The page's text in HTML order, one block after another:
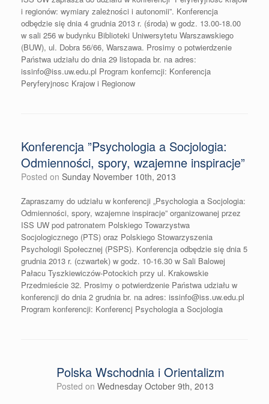
i regionów: wymiary zależności i autonomii”. Konferencja
odbędzie się dnia 4 grudnia 2013 r. (środa) w godz. 13.00-18.00
w sali 256 w budynku Biblioteki Uniwersytetu Warszawskiego
(BUW), ul. Dobra 56/66, Warszawa. Prosimy o potwierdzenie
Państwa udziału do dnia 29 listopada br. na adres:
issinfo@iss.uw.edu.pl Program konferncji: Konferencja
Peryferyjnosc Krajow i Regionow
Konferencja ”Psychologia a Socjologia:
Odmienności, spory, wzajemne inspiracje”
Posted on Sunday November 10th, 2013
Zapraszamy do udziału w konferencji „Psychologia a Socjologia:
Odmienności, spory, wzajemne inspiracje” organizowanej przez
ISS UW pod patronatem Polskiego Towarzystwa
Socjologicznego (PTS) oraz Polskiego Stowarzyszenia
Psychologii Społecznej (PSPS). Konferencja odbędzie się dnia 5
grudnia 2013 r. (czwartek) w godz. 10-16.30 w Sali Balowej
Pałacu Tyszkiewiczów-Potockich przy ul. Krakowskie
Przedmieście 32. Prosimy o potwierdzenie Państwa udziału w
konferencji do dnia 2 grudnia br. na adres: issinfo@iss.uw.edu.pl
Program konferencji: Konferencj Psychologia a Socjologia
Polska Wschodnia i Orientalizm
Posted on Wednesday October 9th, 2013